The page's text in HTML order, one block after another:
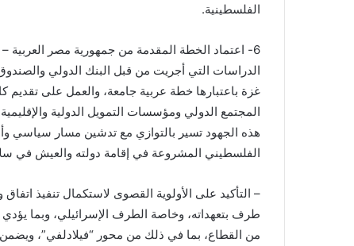
الفلسطينية.
6- اعتماد الخطة المقدمة من جمهورية مصر العربية
الدراسات التي أجريت من قبل البنك الدولي والصندوق
غزة باعتبارها خطة عربية جامعة، والعمل على تقديم
المجتمع الدولي ومؤسسات التمويل الدولية
هذه الجهود تسير بالتوازي مع تدشين مسار سياسي
الفلسطيني المشروعة في إقامة دولته والعيش في
– التأكيد على الأولوية القصوى لاستكمال تنفيذ اتفاق
طرف بتعهداته، وخاصة الطرف الإسرائيلي، وبما
من القطاع، بما في ذلك من محور “فيلادلفي”، ويضمن